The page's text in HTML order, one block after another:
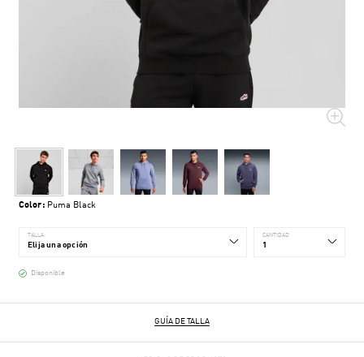
Color: Puma Black
TALLA CANTIDAD
Disponible
GUÍA DE TALLA